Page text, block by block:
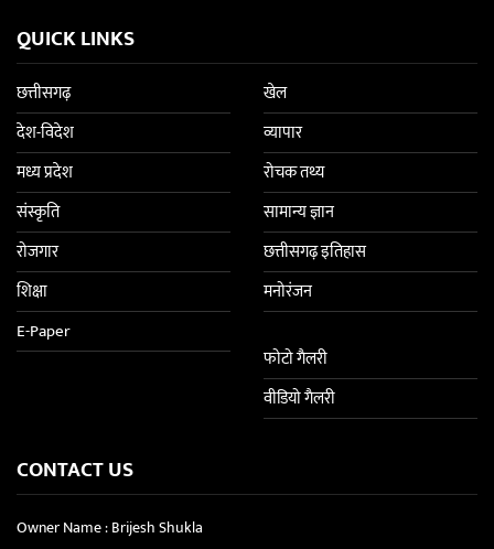
QUICK LINKS
छत्तीसगढ़
देश-विदेश
मध्य प्रदेश
संस्कृति
रोजगार
शिक्षा
E-Paper
खेल
व्यापार
रोचक तथ्य
सामान्य ज्ञान
छत्तीसगढ़ इतिहास
मनोरंजन
फोटो गैलरी
वीडियो गैलरी
CONTACT US
Owner Name : Brijesh Shukla